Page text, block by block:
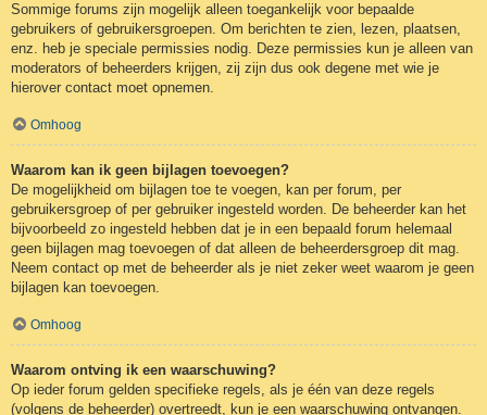
Sommige forums zijn mogelijk alleen toegankelijk voor bepaalde
gebruikers of gebruikersgroepen. Om berichten te zien, lezen, plaatsen,
enz. heb je speciale permissies nodig. Deze permissies kun je alleen van
moderators of beheerders krijgen, zij zijn dus ook degene met wie je
hierover contact moet opnemen.
Omhoog
Waarom kan ik geen bijlagen toevoegen?
De mogelijkheid om bijlagen toe te voegen, kan per forum, per
gebruikersgroep of per gebruiker ingesteld worden. De beheerder kan het
bijvoorbeeld zo ingesteld hebben dat je in een bepaald forum helemaal
geen bijlagen mag toevoegen of dat alleen de beheerdersgroep dit mag.
Neem contact op met de beheerder als je niet zeker weet waarom je geen
bijlagen kan toevoegen.
Omhoog
Waarom ontving ik een waarschuwing?
Op ieder forum gelden specifieke regels, als je één van deze regels
(volgens de beheerder) overtreedt, kun je een waarschuwing ontvangen.